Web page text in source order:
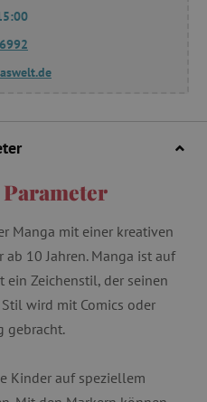
Manga mit einer kreativen
10 Jahren. Manga ist auf
ein Zeichenstil, der seinen
wird mit Comics oder
gebracht.
Kinder auf speziellem